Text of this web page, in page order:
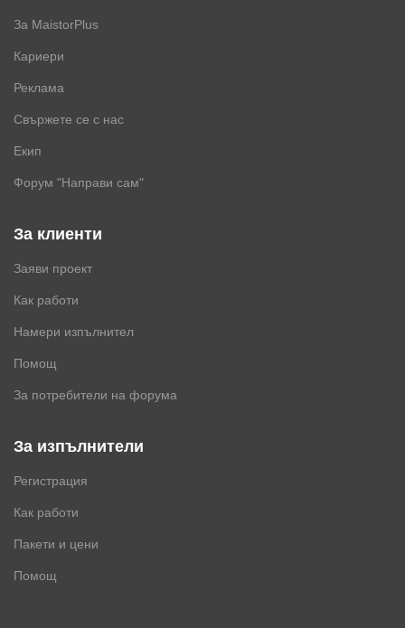
За MaistorPlus
Кариери
Реклама
Свържете се с нас
Екип
Форум "Направи сам"
За клиенти
Заяви проект
Как работи
Намери изпълнител
Помощ
За потребители на форума
За изпълнители
Регистрация
Как работи
Пакети и цени
Помощ